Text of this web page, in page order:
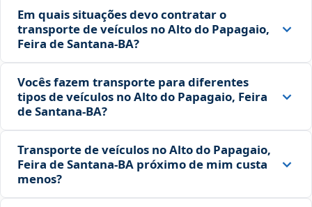
Em quais situações devo contratar o
transporte de veículos no Alto do Papagaio,
Feira de Santana‑BA?
Vocês fazem transporte para diferentes
tipos de veículos no Alto do Papagaio, Feira
de Santana‑BA?
Transporte de veículos no Alto do Papagaio,
Feira de Santana‑BA próximo de mim custa
menos?